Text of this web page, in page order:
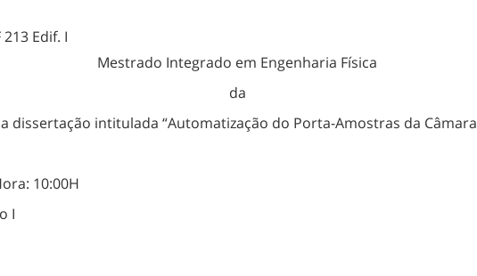
Edif. I
Mestrado Integrado em Engenharia Física
da
a dissertação intitulada “Automatização do Porta-Amostras da
10:00H
I